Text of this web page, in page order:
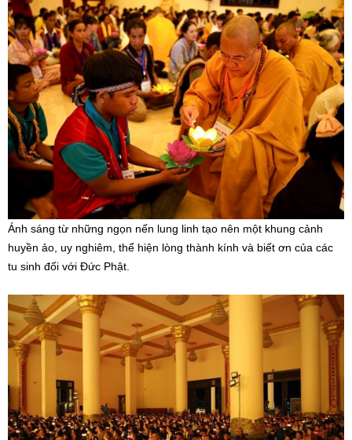
Ánh sáng từ những ngọn nến lung linh tạo nên một khung cảnh
huyền ảo, uy nghiêm, thể hiện lòng thành kính và biết ơn của các
tu sinh đối với Đức Phật.